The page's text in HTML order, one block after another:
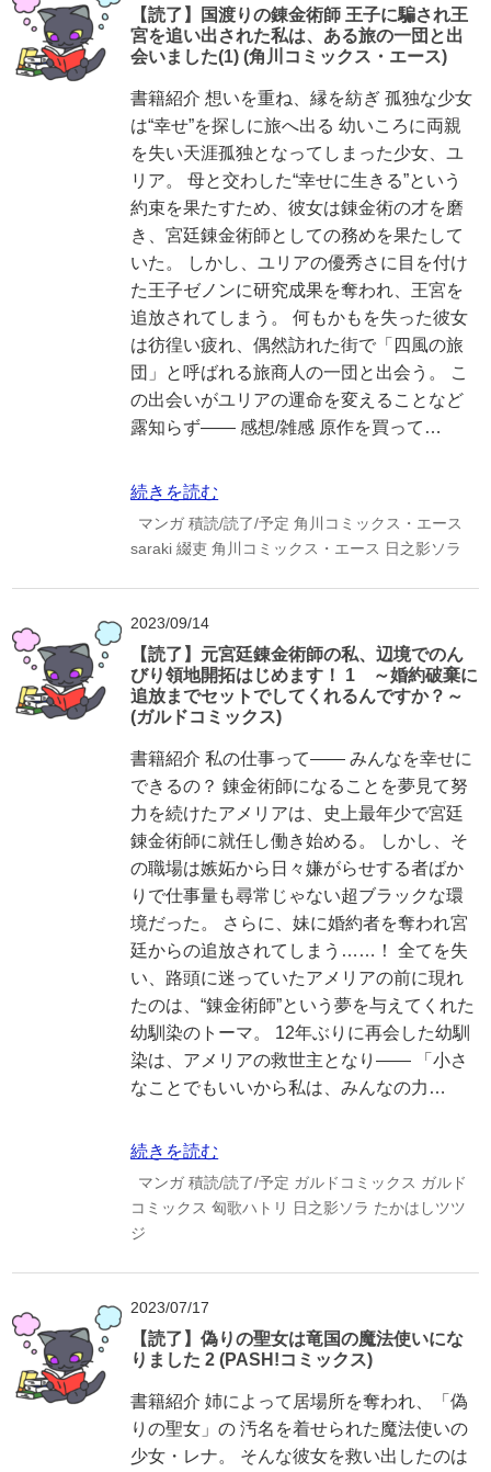
【読了】国渡りの錬金術師 王子に騙され王
宮を追い出された私は、ある旅の一団と出
会いました(1) (角川コミックス・エース)
書籍紹介 想いを重ね、縁を紡ぎ 孤独な少女
は“幸せ”を探しに旅へ出る 幼いころに両親
を失い天涯孤独となってしまった少女、ユ
リア。 母と交わした“幸せに生きる”という
約束を果たすため、彼女は錬金術の才を磨
き、宮廷錬金術師としての務めを果たして
いた。 しかし、ユリアの優秀さに目を付け
た王子ゼノンに研究成果を奪われ、王宮を
追放されてしまう。 何もかもを失った彼女
は彷徨い疲れ、偶然訪れた街で「四風の旅
団」と呼ばれる旅商人の一団と出会う。 こ
の出会いがユリアの運命を変えることなど
露知らず―― 感想/雑感 原作を買って…
続きを読む
マンガ 積読/読了/予定 角川コミックス・エース
saraki 綴吏 角川コミックス・エース 日之影ソラ
2023/09/14
【読了】元宮廷錬金術師の私、辺境でのん
びり領地開拓はじめます！ 1 ～婚約破棄に
追放までセットでしてくれるんですか？～
(ガルドコミックス)
書籍紹介 私の仕事って―― みんなを幸せに
できるの？ 錬金術師になることを夢見て努
力を続けたアメリアは、史上最年少で宮廷
錬金術師に就任し働き始める。 しかし、そ
の職場は嫉妬から日々嫌がらせする者ばか
りで仕事量も尋常じゃない超ブラックな環
境だった。 さらに、妹に婚約者を奪われ宮
廷からの追放されてしまう……！ 全てを失
い、路頭に迷っていたアメリアの前に現れ
たのは、“錬金術師”という夢を与えてくれた
幼馴染のトーマ。 12年ぶりに再会した幼馴
染は、アメリアの救世主となり―― 「小さ
なことでもいいから私は、みんなの力…
続きを読む
マンガ 積読/読了/予定 ガルドコミックス ガルド
コミックス 匈歌ハトリ 日之影ソラ たかはしツツ
ジ
2023/07/17
【読了】偽りの聖女は竜国の魔法使いにな
りました 2 (PASH!コミックス)
書籍紹介 姉によって居場所を奪われ、「偽
りの聖女」の 汚名を着せられた魔法使いの
少女・レナ。 そんな彼女を救い出したのは